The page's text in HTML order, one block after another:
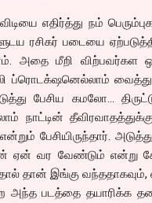
எதிர்த்து நம்
ரசிகர் படையை
அதை மீறி விற்பவர்கள
வைத்து
பேசிய கமலோ…
நாட்டின்
பேசியிருந்தார்.
ஏன் வர வேண்டும் என்று
தான் இங்கு வந்ததாகவும்,
அந்த படத்தை தயாரிக்க